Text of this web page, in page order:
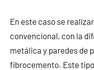
En este caso se
convencional, con la
metálica y paredes de
fibrocemento. Este